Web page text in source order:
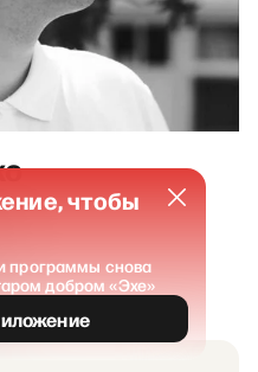
чтобы
программы снова
добром «Эхе»